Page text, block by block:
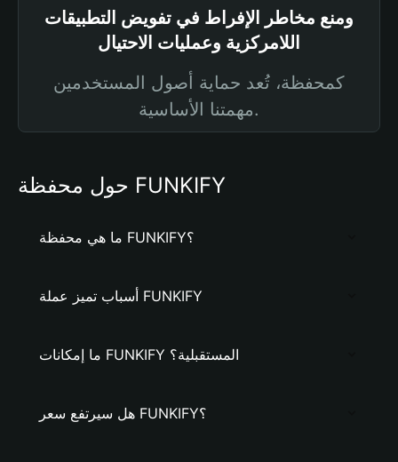
ومنع مخاطر الإفراط في تفويض التطبيقات
اللامركزية وعمليات الاحتيال
كمحفظة، تُعد حماية أصول المستخدمين
مهمتنا الأساسية.
حول محفظة FUNKIFY
ما هي محفظة FUNKIFY؟
أسباب تميز عملة FUNKIFY
ما إمكانات FUNKIFY المستقبلية؟
هل سيرتفع سعر FUNKIFY؟